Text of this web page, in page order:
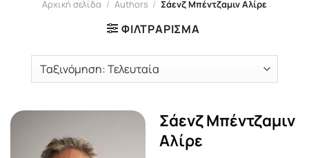
Αρχική σελίδα / Authors / Σάενζ Μπέντζαμιν Αλίρε
ΦΙΛΤΡΆΡΙΣΜΑ
Σάενζ Μπέντζαμιν
Αλίρε